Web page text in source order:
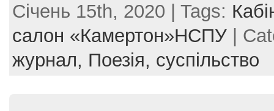
c
e
b
o
itt
er
er
e
st
ai
l
ar
e
Січень 15th, 2020 | Tags:
салон «Камертон»НСПУ |
журнал, Поезія, суспільство